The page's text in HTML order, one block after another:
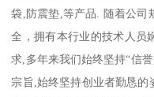
袋,防震垫,等产品. 随着公司
全，拥有本行业的技术人员
求,多年来我们始终坚持“信
宗旨,始终坚持创业者勤恳